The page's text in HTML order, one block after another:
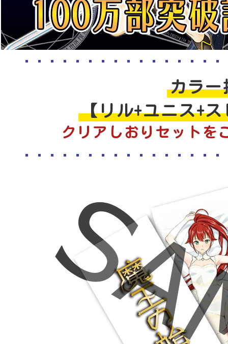
カラー
【リル+ユニス+
クリアしおりセットを